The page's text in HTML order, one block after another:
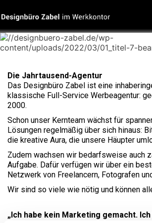
Die Jahrtausend-Agentur
Das Designbüro Zabel ist eine
klassische Full-Service Werbeagentur:
2000.
Schon unser Kernteam wächst für
Lösungen regelmäßig über sich hinaus:
die kreative Aura, die unsere Häupter
Zudem wachsen wir bedarfsweise auch
Aufgabe. Dafür verfügen wir über ein
Netzwerk von Freelancern, Fotografen
Wir sind so viele wie nötig und können
„Ich habe kein Marketing gemacht.